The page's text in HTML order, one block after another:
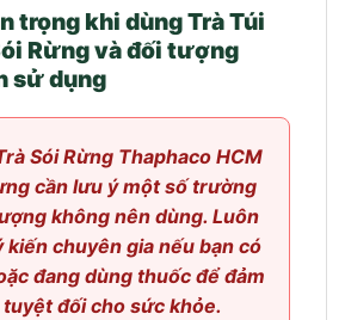
trọng khi dùng Trà Túi
Rừng và đối tượng
sử dụng
Sói Rừng Thaphaco HCM
cần lưu ý một số trường
không nên dùng. Luôn
kiến chuyên gia nếu bạn có
đang dùng thuốc để đảm
đối cho sức khỏe.